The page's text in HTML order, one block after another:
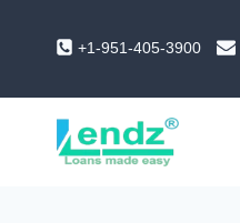
+1-951-405-3900